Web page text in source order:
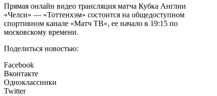
Прямая онлайн видео трансляция матча Кубка Англии
«Челси» — «Тоттенхэм» состоится на общедоступном
спортивном канале «Матч ТВ», ее начало в 19:15 по
московскому времени.
Поделиться новостью:
Facebook
Вконтакте
Одноклассники
Twitter